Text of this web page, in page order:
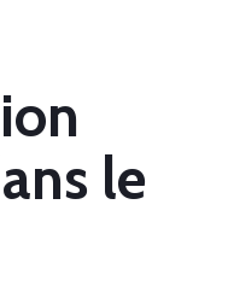
le